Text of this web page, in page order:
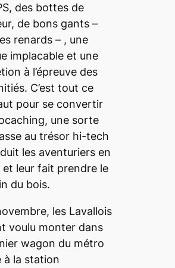
des bottes de
de bons gants –
renards – , une
implacable et une
à l’épreuve des
C’est tout ce
pour se convertir
une sorte
au trésor hi-tech
les aventuriers en
et leur fait prendre le
du bois.
les Lavallois
voulu monter dans
wagon du métro
à la station